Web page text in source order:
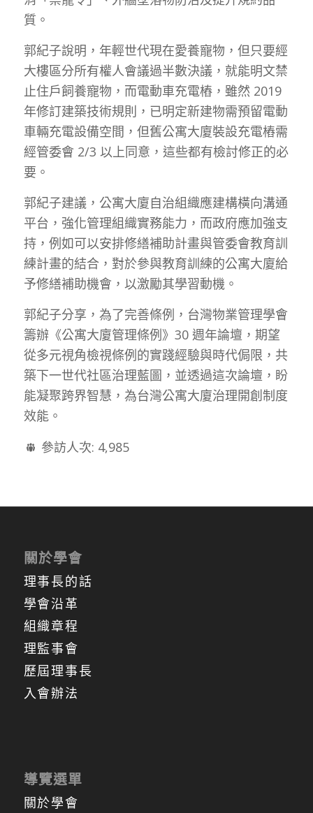
質。
郭紀子說明，年輕世代現在愛養寵物，但只要經
大樓區分所有權人會議過半數決議，就能明文禁
止住戶飼養寵物，而電動車充電樁，雖然 2019
年修訂建築技術規則，已明定新建物需預留電動
車輛充電設備空間，但舊公寓大廈裝設充電樁需
經管委會 2/3 以上同意，這些都有檢討修正的必
要。
郭紀子建議，公寓大廈自治組織應建構橫向溝通
平台，強化管理組織實務能力，而政府應加強支
持，例如可以安排修繕補助計畫與管委會教育訓
練計畫的結合，對於參與教育訓練的公寓大廈給
予修繕補助機會，以激勵其學習動機。
郭紀子分享，為了完善條例，台灣物業管理學會
籌辦《公寓大廈管理條例》30 週年論壇，期望
從多元視角檢視條例的實踐經驗與時代侷限，共
築下一世代社區治理藍圖，並透過這次論壇，盼
能凝聚跨界智慧，為台灣公寓大廈治理開創制度
效能。
參訪人次: 4,985
關於學會
理事長的話
學會沿革
組織章程
理監事會
歷屆理事長
入會辦法
導覽選單
關於學會